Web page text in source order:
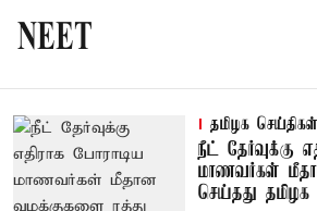
NEET
தமிழக செய்திகள்
நீட் தேர்வுக்கு
மாணவர்கள்
செய்தது தமிழக